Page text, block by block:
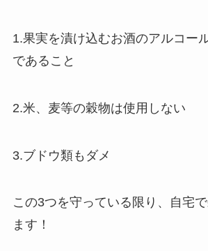
1.果実を漬け込むお酒のアルコー
であること
2.米、麦等の穀物は使用しない
3.ブドウ類もダメ
この3つを守っている限り、自宅
ます！